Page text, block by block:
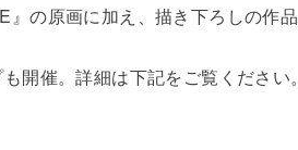
の原画に加え、描き下ろしの作品
開催。詳細は下記をご覧ください。